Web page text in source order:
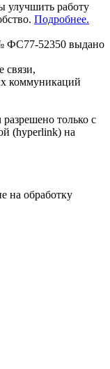
улучшить работу
Подробнее.
ФС77-52350 выдано
связи,
коммуникаций
только с
(hyperlink) на
на обработку